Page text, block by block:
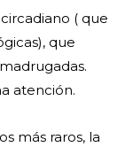
( que
que
atención.
más raros, la